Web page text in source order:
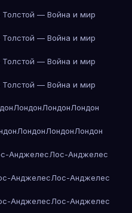
Толстой — Война и мир
Толстой — Война и мир
Толстой — Война и мир
Толстой — Война и мир
ЛондонЛондонЛондон
ЛондонЛондонЛондон
АнджелесЛос-Анджелес
АнджелесЛос-Анджелес
АнджелесЛос-Анджелес